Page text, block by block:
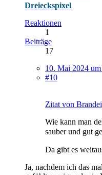
Dreieckspixel
Reaktionen
1
Beiträge
17
10. Mai 2024
#10
Zitat von
Wie kann man
sauber und gut
Da gibt es
Ja, nachdem ich das